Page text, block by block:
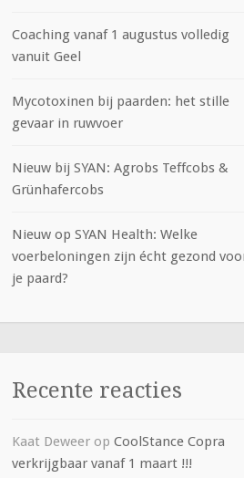
Coaching vanaf 1 augustus volledig
vanuit Geel
Mycotoxinen bij paarden: het stille
gevaar in ruwvoer
Nieuw bij SYAN: Agrobs Teffcobs &
Grünhafercobs
Nieuw op SYAN Health: Welke
voerbeloningen zijn écht gezond
je paard?
Recente reacties
Kaat Deweer op CoolStance Copra
verkrijgbaar vanaf 1 maart !!!